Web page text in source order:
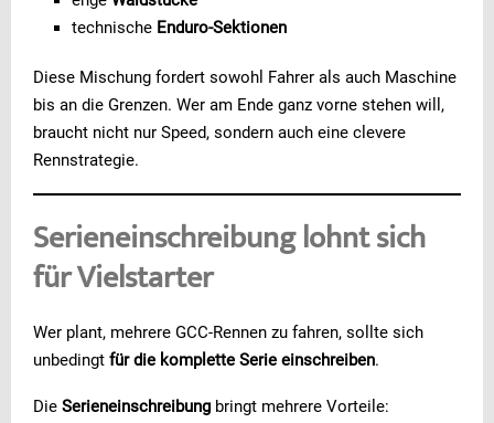
technische Enduro-Sektionen
Diese Mischung fordert sowohl Fahrer als auch Maschine
bis an die Grenzen. Wer am Ende ganz vorne stehen will,
braucht nicht nur Speed, sondern auch eine clevere
Rennstrategie.
Serieneinschreibung lohnt sich
für Vielstarter
Wer plant, mehrere GCC-Rennen zu fahren, sollte sich
unbedingt für die komplette Serie einschreiben.
Die Serieneinschreibung bringt mehrere Vorteile: